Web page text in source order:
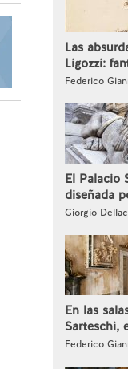
Las
Ligozzi:
Federico
El Palacio
diseñada
Giorgio
En las
Sarteschi,
Federico